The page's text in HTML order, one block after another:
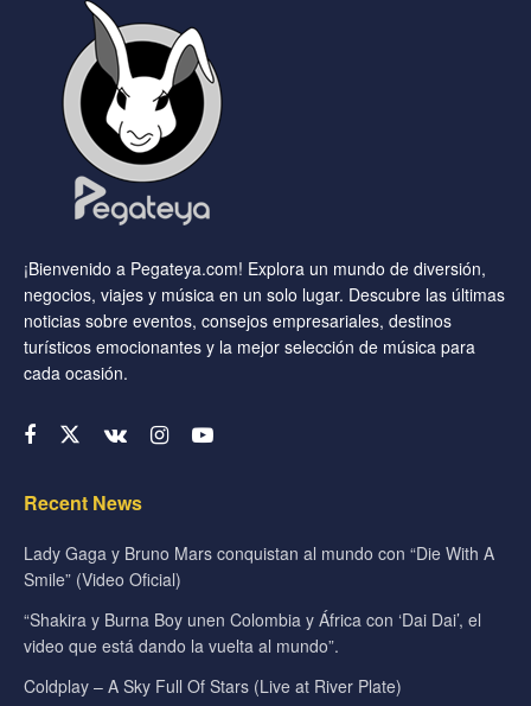
¡Bienvenido a Pegateya.com! Explora un mundo de diversión,
negocios, viajes y música en un solo lugar. Descubre las últimas
noticias sobre eventos, consejos empresariales, destinos
turísticos emocionantes y la mejor selección de música para
cada ocasión.
Recent News
Lady Gaga y Bruno Mars conquistan al mundo con “Die With A
Smile” (Video Oficial)
“Shakira y Burna Boy unen Colombia y África con ‘Dai Dai’, el
video que está dando la vuelta al mundo”.
Coldplay – A Sky Full Of Stars (Live at River Plate)